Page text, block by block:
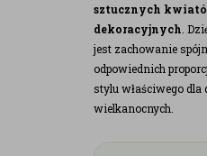
sztucznych
dekoracyjnych .
jest zachowanie
odpowiednich
stylu właściwego dla
wielkanocnych.